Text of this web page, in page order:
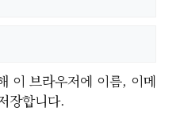
이 브라우저에 이름, 이메
장합니다.